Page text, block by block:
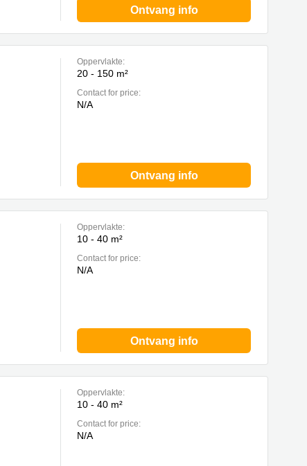
Ontvang info
Oppervlakte:
20 - 150 m²
Contact for price:
N/A
Ontvang info
Oppervlakte:
10 - 40 m²
Contact for price:
N/A
Ontvang info
Oppervlakte:
10 - 40 m²
Contact for price:
N/A